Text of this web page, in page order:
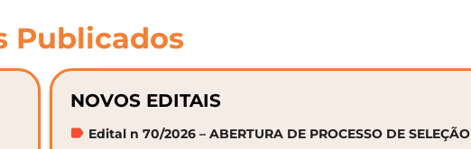
Publicados
NOVOS EDITAIS
Edital n 70/2026 – ABERTURA DE PROCESSO DE SELEÇÃO